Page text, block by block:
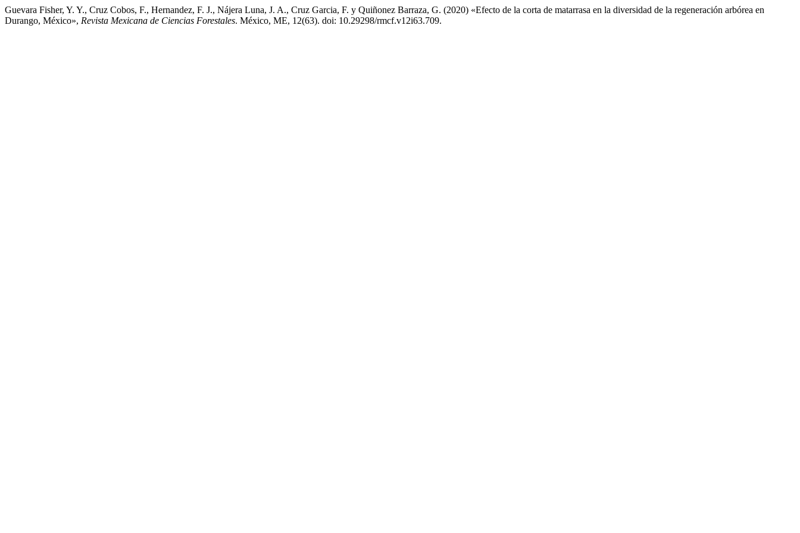
Guevara Fisher, Y. Y., Cruz Cobos, F., Hernandez, F. J., Nájera Luna, J. A., Cruz Garcia, F. y Quiñonez Barraza, G. (2020) «Efecto de la corta de matarrasa en la diversidad de la regeneración arbórea en
Durango, México», Revista Mexicana de Ciencias Forestales. México, ME, 12(63). doi: 10.29298/rmcf.v12i63.709.